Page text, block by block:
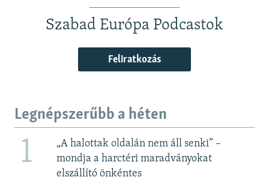
Szabad Európa Podcastok
Feliratkozás
Legnépszerűbb a héten
1
„A halottak oldalán nem áll senki” –
mondja a harctéri maradványokat
elszállító önkéntes